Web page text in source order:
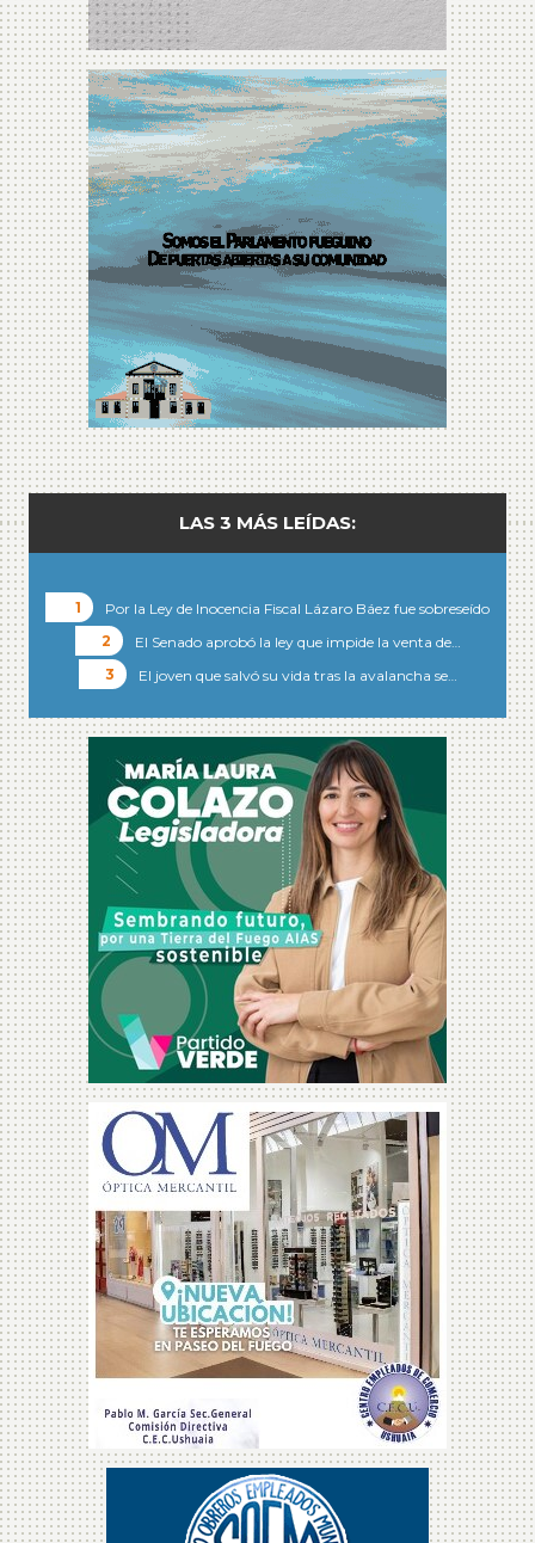
LAS 3 MÁS LEÍDAS:
Por la Ley de Inocencia Fiscal Lázaro Báez fue sobreseído
El Senado aprobó la ley que impide la venta de…
El joven que salvó su vida tras la avalancha se…